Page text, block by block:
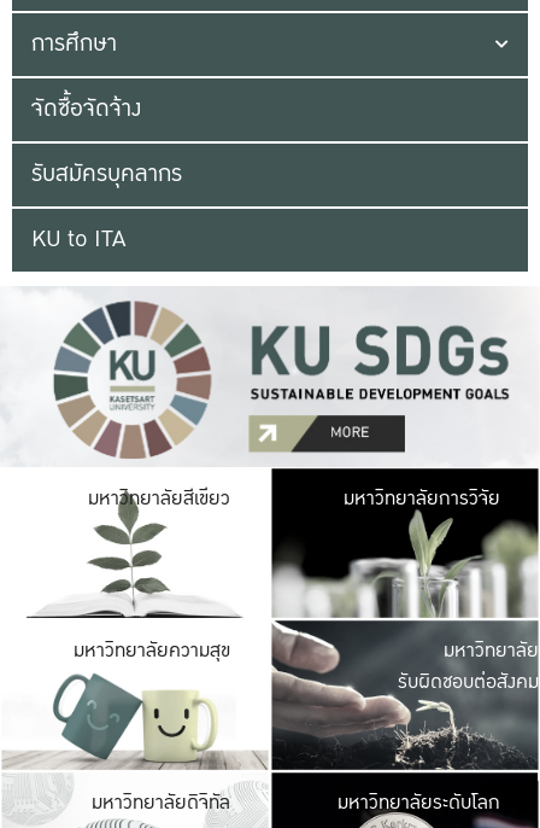
การศึกษา
จัดซื้อจัดจ้าง
รับสมัครบุคลากร
KU to ITA
มหาวิทยาลัยสีเขียว มหาวิ
มีพื้นที่เขียวสดใส
เป็นป่าในเมือง เกษต
มหาวิทยาลัยการวิจัย
มหาวิทยาลัยความสุข มหาวิ
ค
เปิดประ
และพบเรื่องราวใ
มหาวิทยาลัย
รับผิดชอบต่อสังคม
มหาวิทยาลัยดิจิทัล มหาวิ
มหาวิทยาลัยระดับโลก